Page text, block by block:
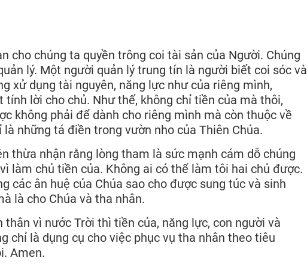
cho chúng ta quyền trông coi tài sản của Người. Chúng
lý. Một người quản lý trung tín là người biết coi sóc và
xử dụng tài nguyên, năng lực như của riêng mình,
tính lời cho chủ. Như thế, không chỉ tiền của mà thôi,
không phải để dành cho riêng mình mà còn thuộc về
những tá điền trong vườn nho của Thiên Chúa.
thừa nhận rằng lòng tham là sức mạnh cám dỗ chúng
làm chủ tiền của. Không ai có thể làm tôi hai chủ được.
các ân huệ của Chúa sao cho được sung túc và sinh
là cho Chúa và tha nhân.
vì nước Trời thì tiền của, năng lực, con người và
chỉ là dụng cụ cho việc phục vụ tha nhân theo tiêu
Amen.